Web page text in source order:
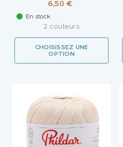
6,50 €
En stock
2 couleurs
CHOISISSEZ UNE
OPTION